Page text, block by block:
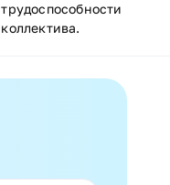
трудоспособности
коллектива.